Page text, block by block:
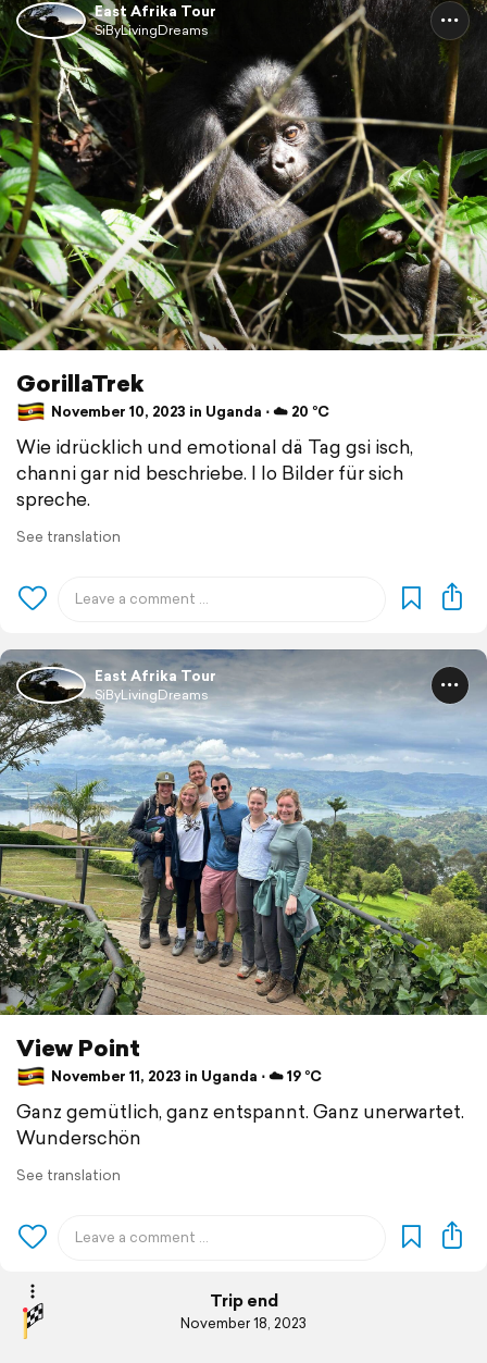
East Afrika Tour
SiByLivingDreams
GorillaTrek
November 10, 2023 in Uganda ⋅ ☁️ 20 °C
Wie idrücklich und emotional dä Tag gsi isch,
channi gar nid beschriebe. I lo Bilder für sich
spreche.
See translation
East Afrika Tour
SiByLivingDreams
View Point
November 11, 2023 in Uganda ⋅ ☁️ 19 °C
Ganz gemütlich, ganz entspannt. Ganz unerwartet.
Wunderschön
See translation
Trip end
November 18, 2023